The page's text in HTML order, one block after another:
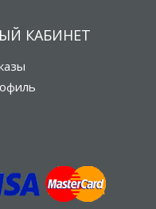
КАБИНЕТ